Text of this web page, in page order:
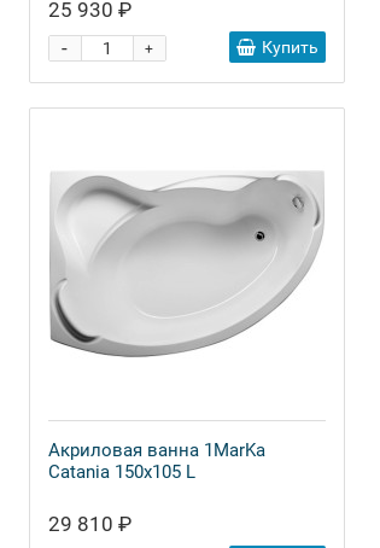
25 930 ₽
+
- Купить
Акриловая ванна 1MarKa
Catania 150х105 L
29 810 ₽